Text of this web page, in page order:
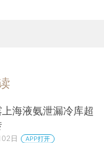
海液氨泄漏冷库超
日 APP打开